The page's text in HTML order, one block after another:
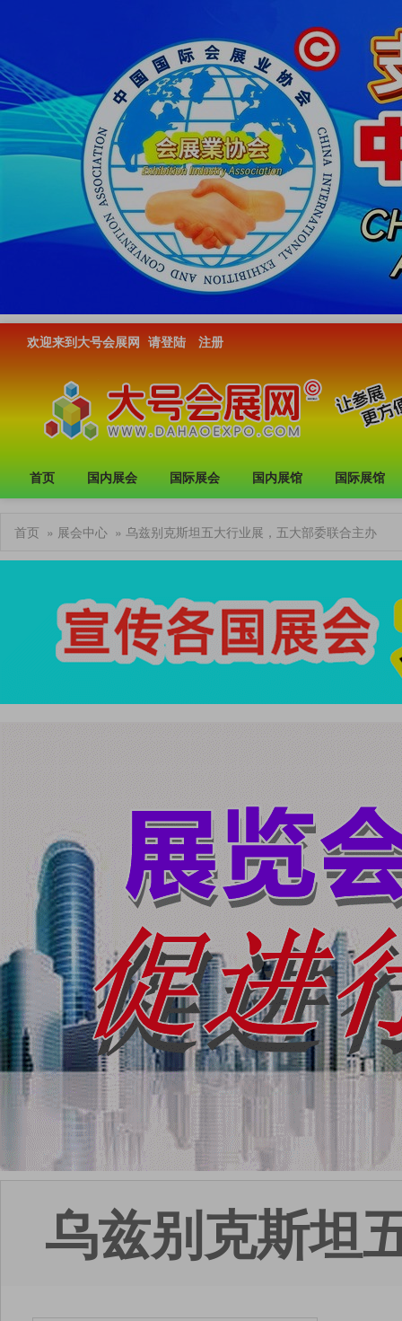
欢迎来到大号会展网 请登陆 注册
首页 国内展会 国际展会 国内展馆 国际展馆
首页 » 展会中心 » 乌兹别克斯坦五大行业展，五大部委联合主办
乌兹别克斯坦